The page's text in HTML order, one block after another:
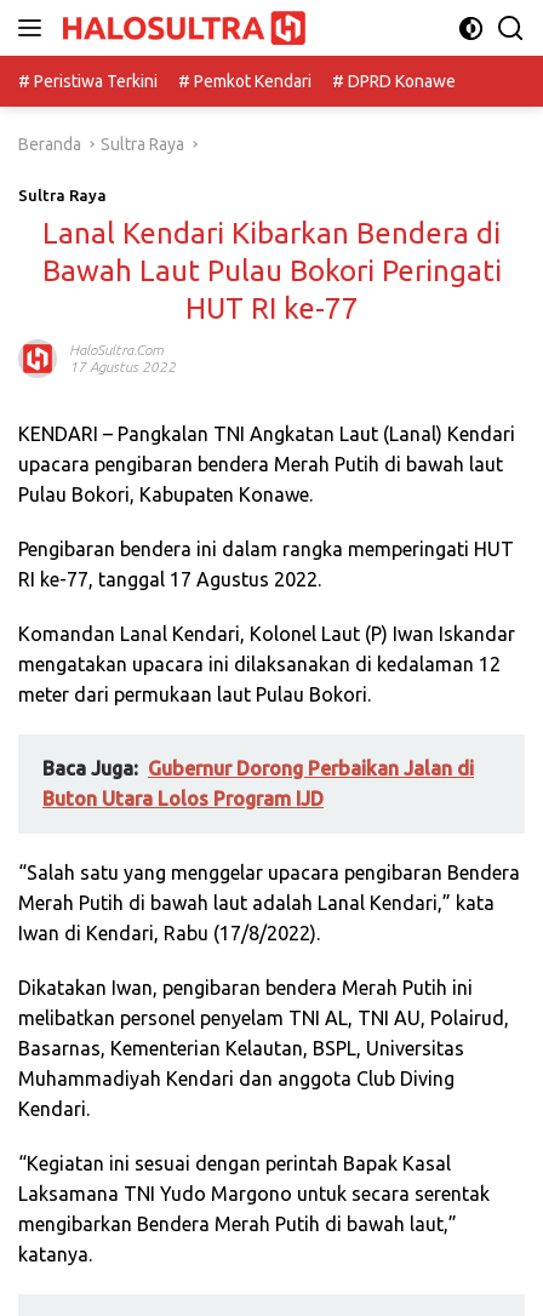
# Peristiwa Terkini
# Pemkot Kendari # DPRD Konawe
Beranda Sultra Raya
Sultra Raya
Lanal Kendari Kibarkan Bendera di
Bawah Laut Pulau Bokori Peringati
HUT RI ke-77
HaloSultra.com
17 Agustus 2022
KENDARI – Pangkalan TNI Angkatan Laut (Lanal) Kendari
upacara pengibaran bendera Merah Putih di bawah laut
Pulau Bokori, Kabupaten Konawe.
Pengibaran bendera ini dalam rangka memperingati HUT
RI ke-77, tanggal 17 Agustus 2022.
Komandan Lanal Kendari, Kolonel Laut (P) Iwan Iskandar
mengatakan upacara ini dilaksanakan di kedalaman 12
meter dari permukaan laut Pulau Bokori.
Baca Juga: Gubernur Dorong Perbaikan Jalan di
Buton Utara Lolos Program IJD
“Salah satu yang menggelar upacara pengibaran Bendera
Merah Putih di bawah laut adalah Lanal Kendari,” kata
Iwan di Kendari, Rabu (17/8/2022).
Dikatakan Iwan, pengibaran bendera Merah Putih ini
melibatkan personel penyelam TNI AL, TNI AU, Polairud,
Basarnas, Kementerian Kelautan, BSPL, Universitas
Muhammadiyah Kendari dan anggota Club Diving
Kendari.
“Kegiatan ini sesuai dengan perintah Bapak Kasal
Laksamana TNI Yudo Margono untuk secara serentak
mengibarkan Bendera Merah Putih di bawah laut,”
katanya.